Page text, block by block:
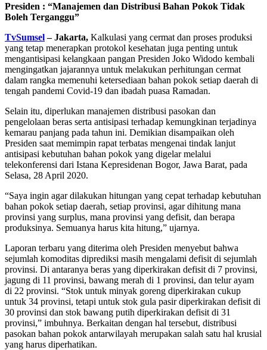
Presiden : “Manajemen dan Distribusi Bahan Pokok Tidak
Boleh Terganggu”
TvSumsel– Jakarta, Kalkulasi yang cermat dan proses produksi
yang tetap menerapkan protokol kesehatan juga penting untuk
mengantisipasi kelangkaan pangan Presiden Joko Widodo kembali
mengingatkan jajarannya untuk melakukan perhitungan cermat
dalam rangka memenuhi ketersediaan bahan pokok setiap daerah di
tengah pandemi Covid-19 dan ibadah puasa Ramadan.
Selain itu, diperlukan manajemen distribusi pasokan dan
pengelolaan beras serta antisipasi terhadap kemungkinan terjadinya
kemarau panjang pada tahun ini. Demikian disampaikan oleh
Presiden saat memimpin rapat terbatas mengenai tindak lanjut
antisipasi kebutuhan bahan pokok yang digelar melalui
telekonferensi dari Istana Kepresidenan Bogor, Jawa Barat, pada
Selasa, 28 April 2020.
“Saya ingin agar dilakukan hitungan yang cepat terhadap kebutuhan
bahan pokok setiap daerah, setiap provinsi, agar dihitung mana
provinsi yang surplus, mana provinsi yang defisit, dan berapa
produksinya. Semuanya harus kita hitung,” ujarnya.
Laporan terbaru yang diterima oleh Presiden menyebut bahwa
sejumlah komoditas diprediksi masih mengalami defisit di sejumlah
provinsi. Di antaranya beras yang diperkirakan defisit di 7 provinsi,
jagung di 11 provinsi, bawang merah di 1 provinsi, dan telur ayam
di 22 provinsi. “Stok untuk minyak goreng diperkirakan cukup
untuk 34 provinsi, tetapi untuk stok gula pasir diperkirakan defisit di
30 provinsi dan stok bawang putih diperkirakan defisit di 31
provinsi,” imbuhnya. Berkaitan dengan hal tersebut, distribusi
pasokan bahan pokok antarwilayah merupakan salah satu hal krusial
yang harus diperhatikan.